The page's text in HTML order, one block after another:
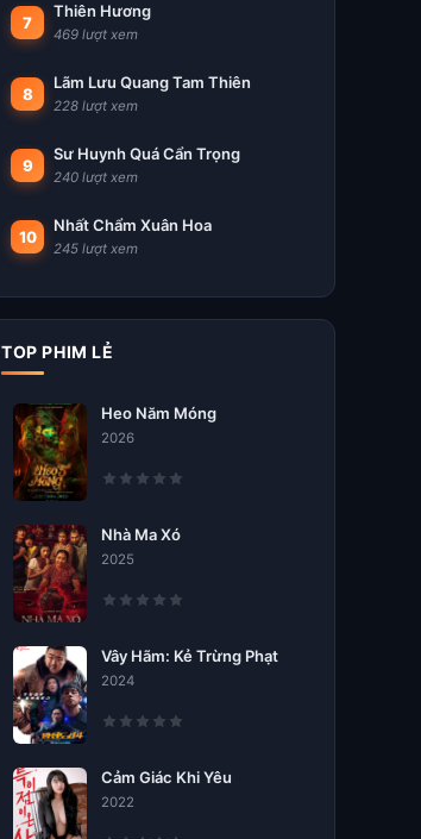
7
Thiên Hương
469 lượt xem
8
Lãm Lưu Quang Tam Thiên
228 lượt xem
9
Sư Huynh Quá Cẩn Trọng
240 lượt xem
10
Nhất Chẩm Xuân Hoa
245 lượt xem
TOP PHIM LẺ
Heo Năm Móng
2026
Nhà Ma Xó
2025
Vây Hãm: Kẻ Trừng Phạt
2024
Cảm Giác Khi Yêu
2022